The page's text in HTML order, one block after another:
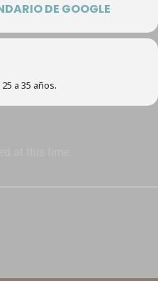
DE GOOGLE
25 a 35 años.